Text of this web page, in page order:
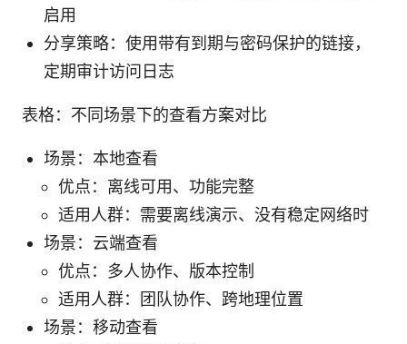
启用
分享策略：使用带有到期与密码保护的链接，
定期审计访问日志
表格：不同场景下的查看方案对比
场景：本地查看
优点：离线可用、功能完整
适用人群：需要离线演示、没有稳定网络时
场景：云端查看
优点：多人协作、版本控制
适用人群：团队协作、跨地理位置
场景：移动查看